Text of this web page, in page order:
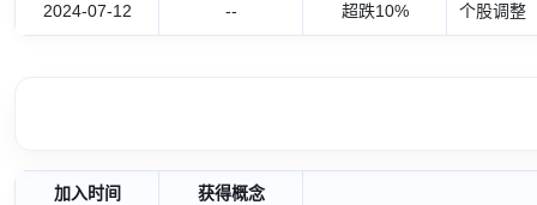
2024-07-12 -- 超跌10% 个股调整
加入时间 获得概念